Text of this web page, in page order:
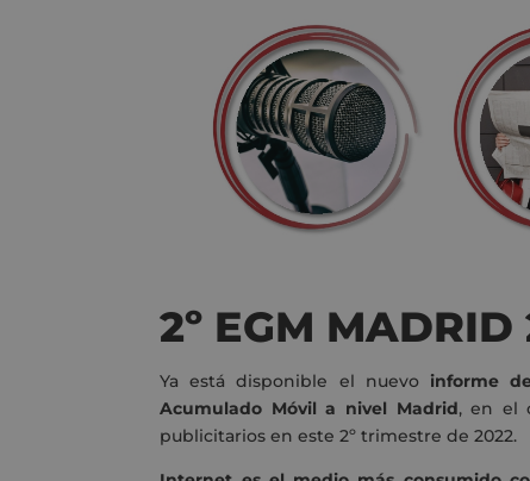
2º EGM MADRID
Ya está disponible el nuevo informe
Acumulado Móvil a nivel Madrid, en el
publicitarios en este 2º trimestre de 2022.